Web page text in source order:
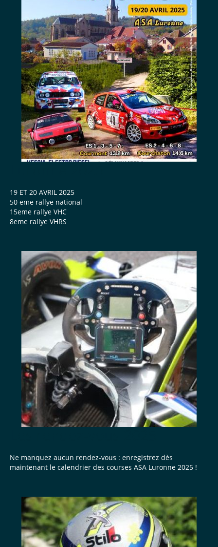
19 ET 20 AVRIL 2025
50 eme rallye national
15eme rallye VHC
8eme rallye VHRS
Ne manquez aucun rendez-vous : enregistrez dès
maintenant le calendrier des courses ASA Luronne 2025 !